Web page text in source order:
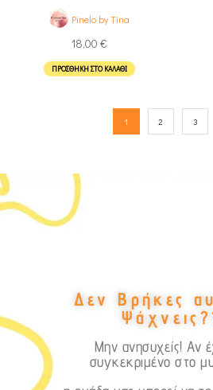
Pinelo by Tina
18,00 €
ΠΡΟΣΘΉΚΗ ΣΤΟ ΚΑΛΆΘΙ
1 2 3
Δεν Βρήκες
Μην ανησυχείς! Αν
συγκεκριμένο στο